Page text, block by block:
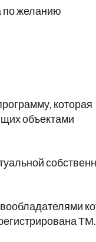
по желанию
которая
объектами
ТМ.